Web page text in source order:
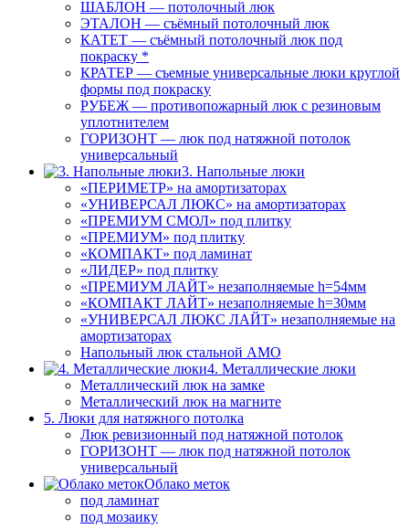
ШАБЛОН — потолочный люк
ЭТАЛОН — съёмный потолочный люк
КАТЕТ — съёмный потолочный люк под
покраску *
КРАТЕР — съемные универсальные люки круглой
формы под покраску
РУБЕЖ — противопожарный люк с резиновым
уплотнителем
ГОРИЗОНТ — люк под натяжной потолок
универсальный
3. Напольные люки
«ПЕРИМЕТР» на амортизаторах
«УНИВЕРСАЛ ЛЮКС» на амортизаторах
«ПРЕМИУМ СМОЛ» под плитку
«ПРЕМИУМ» под плитку
«КОМПАКТ» под ламинат
«ЛИДЕР» под плитку
«ПРЕМИУМ ЛАЙТ» незаполняемые h=54мм
«КОМПАКТ ЛАЙТ» незаполняемые h=30мм
«УНИВЕРСАЛ ЛЮКС ЛАЙТ» незаполняемые на
амортизаторах
Напольный люк стальной АМО
4. Металлические люки
Металлический люк на замке
Металлический люк на магните
5. Люки для натяжного потолка
Люк ревизионный под натяжной потолок
ГОРИЗОНТ — люк под натяжной потолок
универсальный
Облако меток
под ламинат
под мозаику